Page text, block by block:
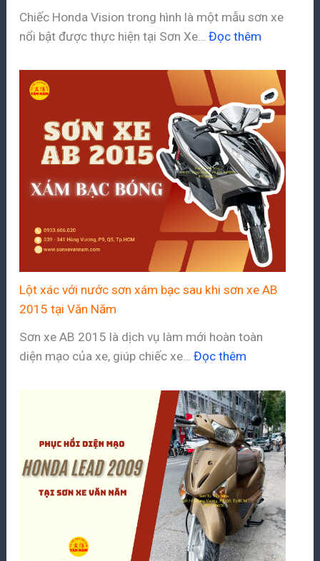
Chiếc Honda Vision trong hình là một mẫu sơn xe
nổi bật được thực hiện tại Sơn Xe… Đọc thêm
Lột xác với nước sơn xám bạc sau khi sơn xe AB
2015 tại Văn Năm
Sơn xe AB 2015 là dịch vụ làm mới hoàn toàn
diện mạo của xe, giúp chiếc xe… Đọc thêm